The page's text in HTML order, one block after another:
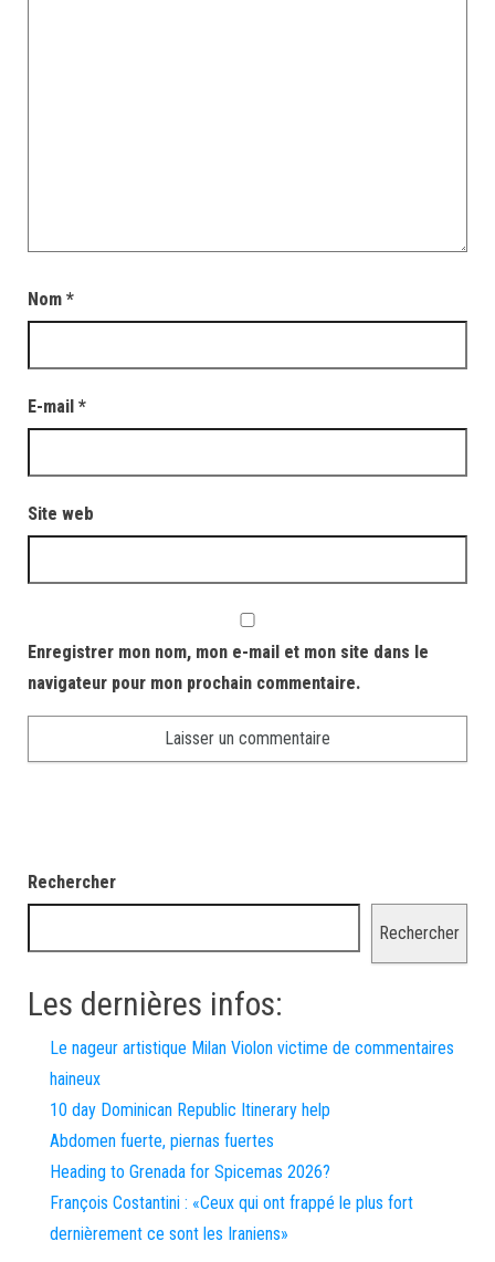
Nom *
E-mail *
Site web
Enregistrer mon nom, mon e-mail et mon site dans le
navigateur pour mon prochain commentaire.
Rechercher
Rechercher
Les dernières infos:
Le nageur artistique Milan Violon victime de commentaires
haineux
10 day Dominican Republic Itinerary help
Abdomen fuerte, piernas fuertes
Heading to Grenada for Spicemas 2026?
François Costantini : «Ceux qui ont frappé le plus fort
dernièrement ce sont les Iraniens»